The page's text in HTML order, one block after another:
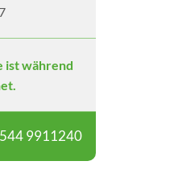
ist während
9911240